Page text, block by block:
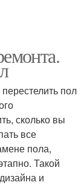
пол
сколько вы
все
пола,
Такой
и